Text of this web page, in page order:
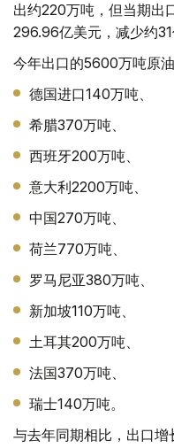
出约220万吨，但当期出
296.96亿美元，减少约31
今年出口的5600万吨原油
德国进口140万吨、
希腊370万吨、
西班牙200万吨、
意大利2200万吨、
中国270万吨、
荷兰770万吨、
罗马尼亚380万吨、
新加坡110万吨、
土耳其200万吨、
法国370万吨、
瑞士140万吨。
与去年同期相比，出口增